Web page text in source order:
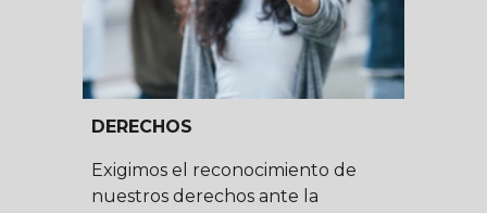
DERECHOS
Exigimosel reconocimiento de
nuestros derechos ante la